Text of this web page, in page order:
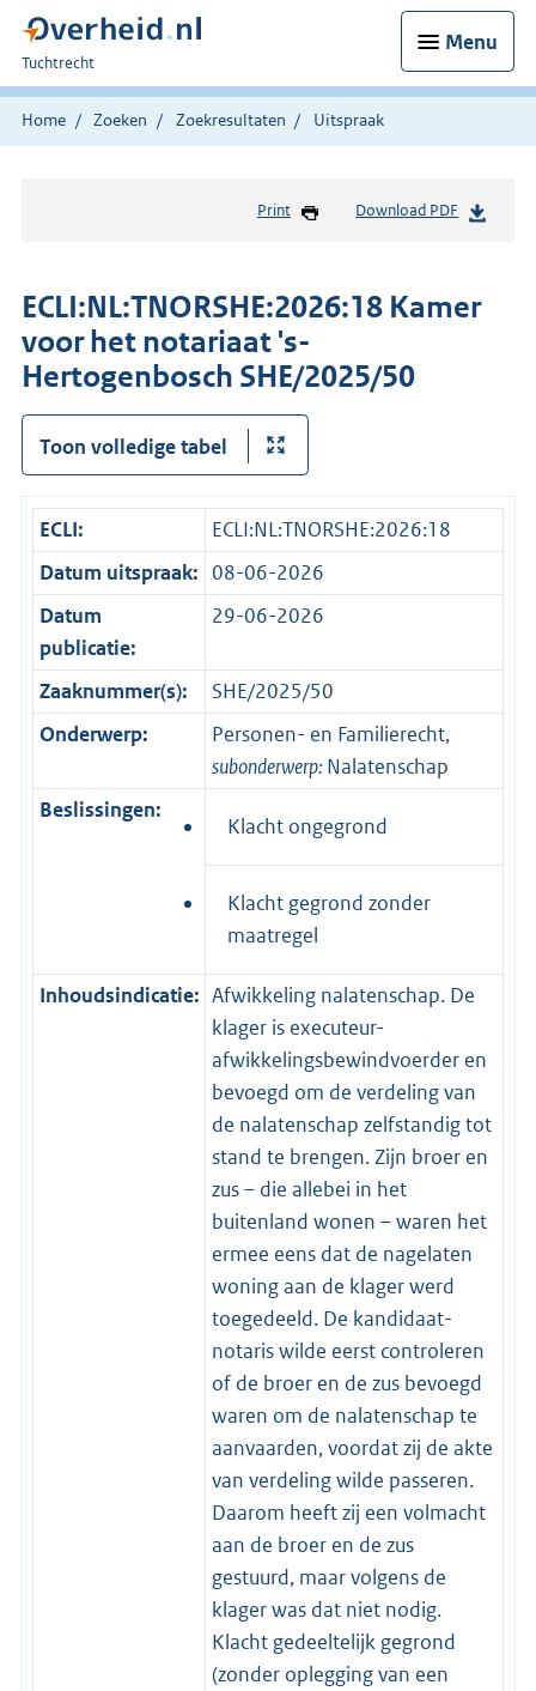
Menu
U
bent
hier:
Tuchtrecht
Home Zoeken Zoekresultaten Uitspraak
Print Download PDF
ECLI:NL:TNORSHE:2026:18 Kamer
voor het notariaat 's-
Hertogenbosch SHE/2025/50
Toon volledige tabel
ECLI:
ECLI:NL:TNORSHE:2026:18
Datum uitspraak: 08-06-2026
Datum
publicatie:
29-06-2026
Zaaknummer(s):
SHE/2025/50
Onderwerp:
Personen- en Familierecht,
subonderwerp: Nalatenschap
Beslissingen:
Klacht ongegrond
Klacht gegrond zonder
maatregel
Inhoudsindicatie: Afwikkeling nalatenschap. De
klager is executeur-
afwikkelingsbewindvoerder en
bevoegd om de verdeling van
de nalatenschap zelfstandig tot
stand te brengen. Zijn broer en
zus – die allebei in het
buitenland wonen – waren het
ermee eens dat de nagelaten
woning aan de klager werd
toegedeeld. De kandidaat-
notaris wilde eerst controleren
of de broer en de zus bevoegd
waren om de nalatenschap te
aanvaarden, voordat zij de akte
van verdeling wilde passeren.
Daarom heeft zij een volmacht
aan de broer en de zus
gestuurd, maar volgens de
klager was dat niet nodig.
Klacht gedeeltelijk gegrond
(zonder oplegging van een